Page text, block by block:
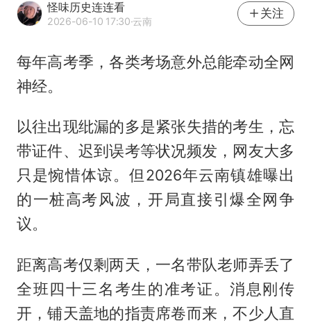
怪味历史连连看
2026-06-10 17:30·云南
关注
每年高考季，各类考场意外总能牵动全网
神经。
以往出现纰漏的多是紧张失措的考生，忘
带证件、迟到误考等状况频发，网友大多
只是惋惜体谅。但2026年云南镇雄曝出
的一桩高考风波，开局直接引爆全网争
议。
距离高考仅剩两天，一名带队老师弄丢了
全班四十三名考生的准考证。消息刚传
开，铺天盖地的指责席卷而来，不少人直